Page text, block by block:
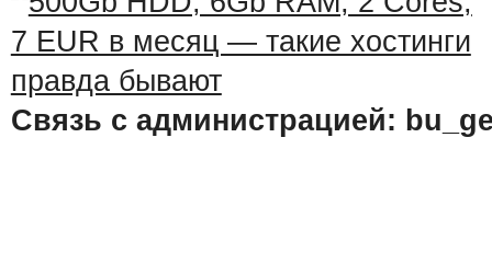
Связь с администрацией: